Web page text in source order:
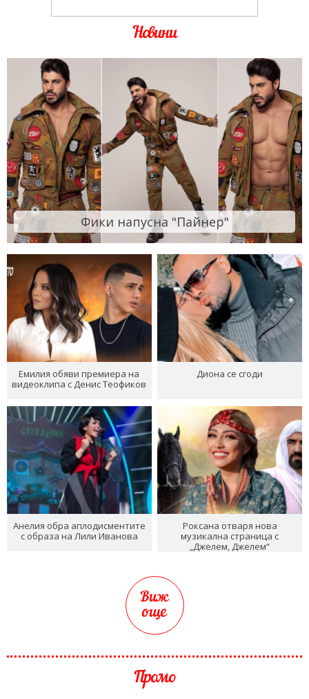
Новини
Фики напусна "Пайнер"
Емилия обяви премиера на
видеоклипа с Денис Теофиков
Диона се сгоди
Анелия обра аплодисментите
с образа на Лили Иванова
Роксана отваря нова
музикална страница с
„Джелем, Джелем“
Виж
още
Промо